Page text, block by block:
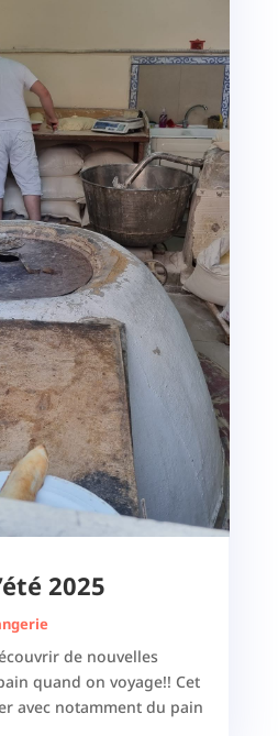
2025
de nouvelles
quand on voyage!! Cet
avec notamment du pain